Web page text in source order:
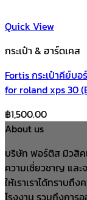
Quick View
กระเป๋า & ฮาร์ดเคส
Fortis กระเป๋าคีย์บ
for roland xps 30
฿1,500.00
About us
บริษัท ฟอร์ติส มิวสิค
ความเชี่ยวชาญ และ
ให้เราเราได้ทราบ